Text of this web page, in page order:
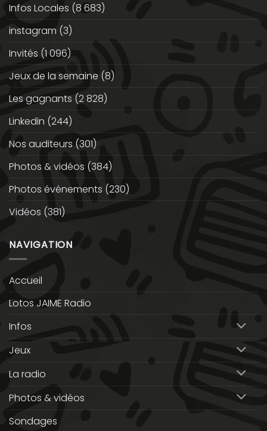
Infos Locales (8 683)
instagram (3)
Invités (1 096)
Jeux de la semaine (8)
Les gagnants (2 828)
Linkedin (244)
Nos auditeurs (301)
Photos & vidéos (384)
Photos événements (230)
Vidéos (381)
NAVIGATION
Accueil
Lotos JAIME Radio
Infos
Jeux
La radio
Photos & vidéos
Sondages